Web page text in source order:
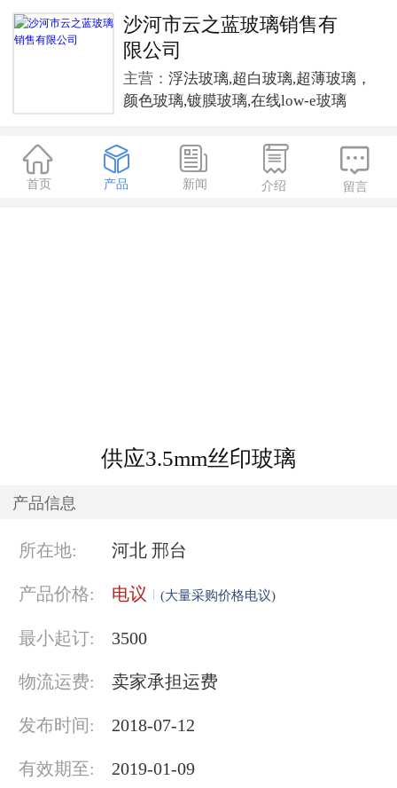
沙河市云之蓝玻璃销售有
限公司
主营： 浮法玻璃,超白玻璃,超薄玻璃，
颜色玻璃,镀膜玻璃,在线low-e玻璃

首页

产品

新闻

介绍

留言
供应3.5mm丝印玻璃
产品信息
所在地: 河北 邢台
产品价格: 电议 (大量采购价格电议)
最小起订: 3500
物流运费: 卖家承担运费
发布时间: 2018-07-12
有效期至: 2019-01-09